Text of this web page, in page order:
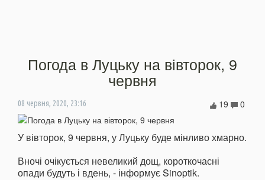
Погода в Луцьку на вівторок, 9
червня
08 червня, 2020, 23:16 0
19
У вівторок, 9 червня, у Луцьку буде мінливо хмарно.
Вночі очікується невеликий дощ, короткочасні
опади будуть і вдень, - інформує Sinoptik.